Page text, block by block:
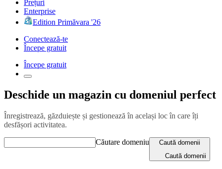
Prețuri
Enterprise
Edition Primăvara '26
Conectează-te
Începe gratuit
Începe gratuit
Deschide un magazin cu domeniul perfect
Înregistrează, găzduiește și gestionează în același loc în care îți
desfășori activitatea.
Căutare domeniu
Caută domenii
Caută domenii